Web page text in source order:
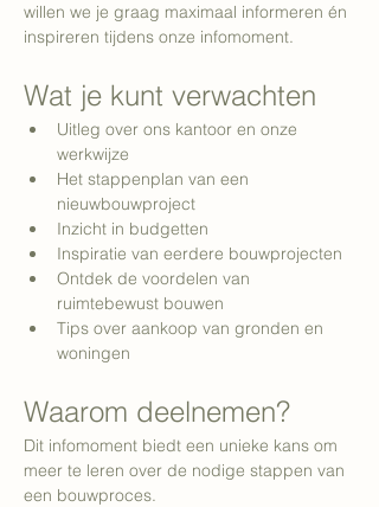
willen we je graag maximaal informeren én
inspireren tijdens onze infomoment.
Wat je kunt verwachten
Uitleg over ons kantoor en onze
werkwijze
Het stappenplan van een
nieuwbouwproject
Inzicht in budgetten
Inspiratie van eerdere bouwprojecten
Ontdek de voordelen van
ruimtebewust bouwen
Tips over aankoop van gronden en
woningen
Waarom deelnemen?
Dit infomoment biedt een unieke kans om
meer te leren over de nodige stappen van
een bouwproces.